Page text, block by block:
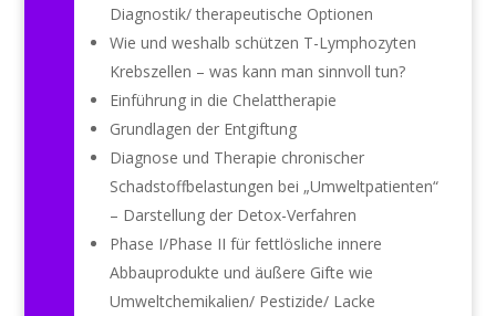
Diagnostik/ therapeutische Optionen
Wie und weshalb schützen T-Lymphozyten
Krebszellen – was kann man sinnvoll tun?
Einführung in die Chelattherapie
Grundlagen der Entgiftung
Diagnose und Therapie chronischer
Schadstoffbelastungen bei „Umweltpatienten“
– Darstellung der Detox-Verfahren
Phase I/Phase II für fettlösliche innere
Abbauprodukte und äußere Gifte wie
Umweltchemikalien/ Pestizide/ Lacke